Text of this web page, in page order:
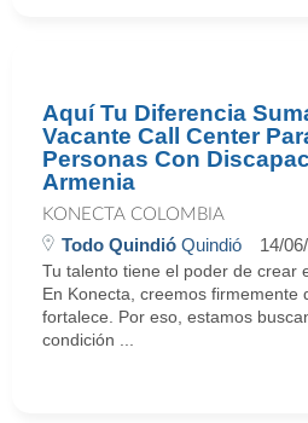
Aquí Tu Diferencia
Vacante Call Center
Personas Con
Armenia
KONECTA COLOMBIA
Todo Quindió Quindió 14/
Tu talento tiene el poder de crear
En Konecta, creemos firmemente
fortalece. Por eso, estamos
condición ...